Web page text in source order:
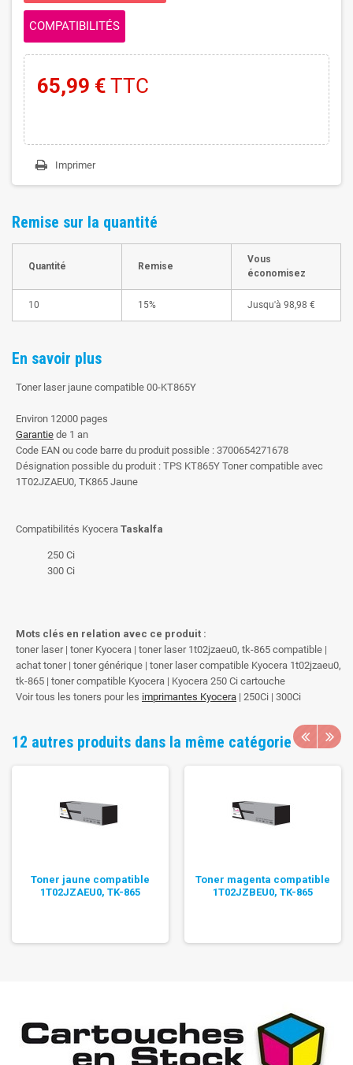
COMPATIBILITÉS
65,99 € TTC
Imprimer
Remise sur la quantité
Quantité Remise
Vous
économisez
10 15% Jusqu'à 98,98 €
En savoir plus
Toner laser jaune compatible 00-KT865Y
Environ 12000 pages
Garantie de 1 an
Code EAN ou code barre du produit possible : 3700654271678
Désignation possible du produit : TPS KT865Y Toner compatible avec
1T02JZAEU0, TK865 Jaune
Compatibilités Kyocera Taskalfa
250 Ci
300 Ci
Mots clés en relation avec ce produit :
toner laser | toner Kyocera | toner laser 1t02jzaeu0, tk-865 compatible |
achat toner | toner générique | toner laser compatible Kyocera 1t02jzaeu0,
tk-865 | toner compatible Kyocera | Kyocera 250 Ci cartouche
Voir tous les toners pour les imprimantes Kyocera | 250Ci | 300Ci
12 autres produits dans la même catégorie
Toner jaune compatible
1T02JZAEU0, TK-865
Toner magenta compatible
1T02JZBEU0, TK-865